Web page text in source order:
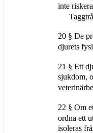
inte
20 § De
djurets
21 § Ett
sjukdom,
22 § Om
ordna ett
isoleras